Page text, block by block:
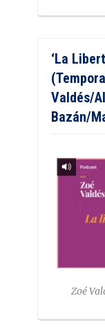
‘La
Valdés/
Bazán/
Zoé